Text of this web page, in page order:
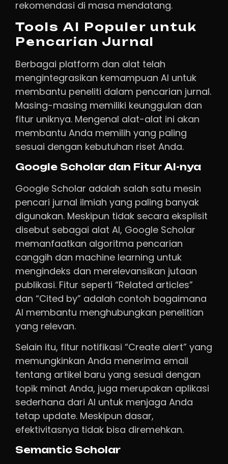
rekomendasi di masa mendatang.
Tools AI Populer untuk
Pencarian Jurnal
Berbagai platform dan alat telah
mengintegrasikan kemampuan AI untuk
membantu peneliti dalam pencarian jurnal.
Masing-masing memiliki keunggulan dan
fitur uniknya. Mengenal alat-alat ini akan
membantu Anda memilih yang paling
sesuai dengan kebutuhan riset Anda.
Google Scholar dan Fitur AI-nya
Google Scholar adalah salah satu mesin
pencari jurnal ilmiah yang paling banyak
digunakan. Meskipun tidak secara eksplisit
disebut sebagai alat AI, Google Scholar
memanfaatkan algoritma pencarian
canggih dan machine learning untuk
mengindeks dan merelevansikan jutaan
publikasi. Fitur seperti “Related articles”
dan “Cited by” adalah contoh bagaimana
AI membantu menghubungkan penelitian
yang relevan.
Selain itu, fitur notifikasi “Create alert” yang
memungkinkan Anda menerima email
tentang artikel baru yang sesuai dengan
topik minat Anda, juga merupakan aplikasi
sederhana dari AI untuk menjaga Anda
tetap update. Meskipun dasar,
efektivitasnya tidak bisa diremehkan.
Semantic Scholar